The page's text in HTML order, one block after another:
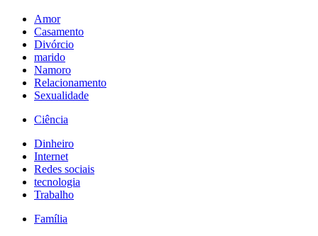
Amor
Casamento
Divórcio
marido
Namoro
Relacionamento
Sexualidade
Ciência
Dinheiro
Internet
Redes sociais
tecnologia
Trabalho
Família